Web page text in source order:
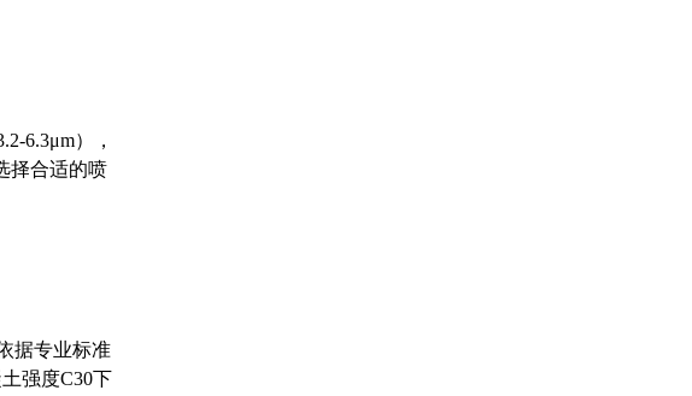
6.3μm），
择合适的喷
据专业标准
强度C30下